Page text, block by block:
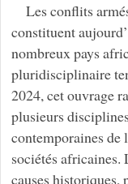
Les conflits
constituent
nombreux pays
pluridisciplinaire
2024, cet ouvrage
plusieurs
contemporaines de
sociétés
causes historiques,